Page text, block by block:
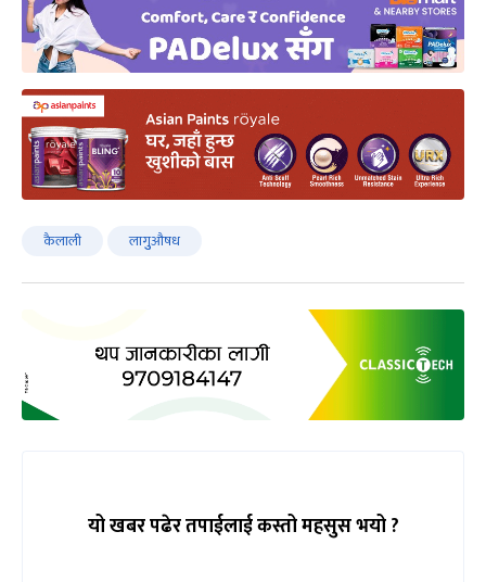
कैलाली लागुुऔषध
यो खबर पढेर तपाईलाई कस्तो महसुस भयो ?